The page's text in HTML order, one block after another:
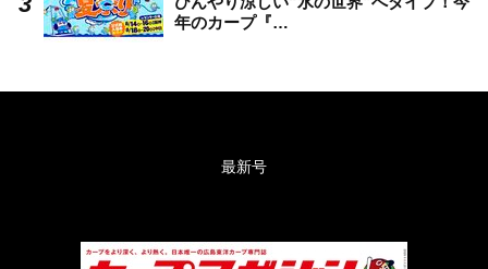
年のカープ『…
最新号